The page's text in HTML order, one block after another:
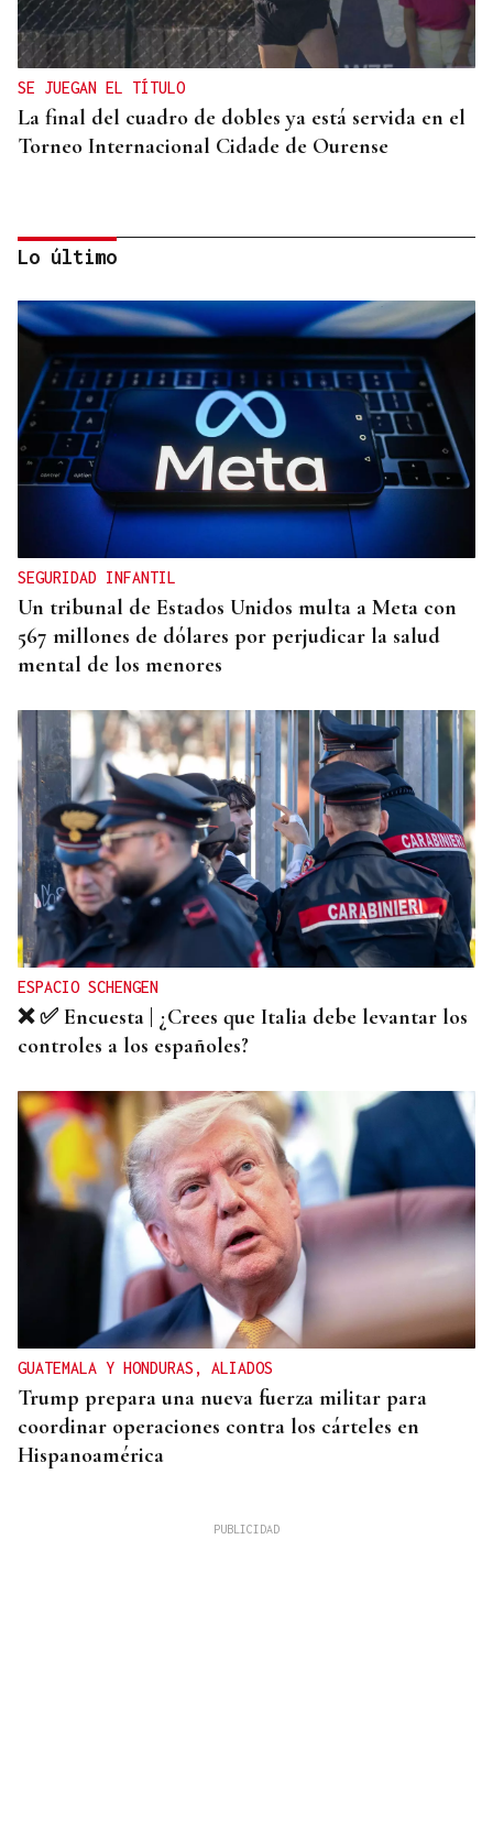
SE JUEGAN EL TÍTULO
La final del cuadro de dobles ya está servida en el
Torneo Internacional Cidade de Ourense
TERCERA FEDERACIÓN
El Arenteiro salda la deuda con los jugadores un
día antes del final del plazo
Lo último
SEGURIDAD INFANTIL
Un tribunal de Estados Unidos multa a Meta con
567 millones de dólares por perjudicar la salud
mental de los menores
ESPACIO SCHENGEN
❌ ✅ Encuesta | ¿Crees que Italia debe levantar los
controles a los españoles?
GUATEMALA Y HONDURAS, ALIADOS
Trump prepara una nueva fuerza militar para
coordinar operaciones contra los cárteles en
Hispanoamérica